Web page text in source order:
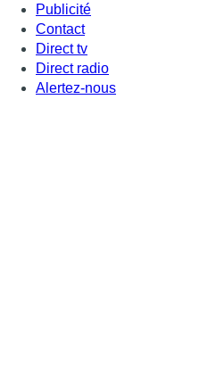
Publicité
Contact
Direct tv
Direct radio
Alertez-nous